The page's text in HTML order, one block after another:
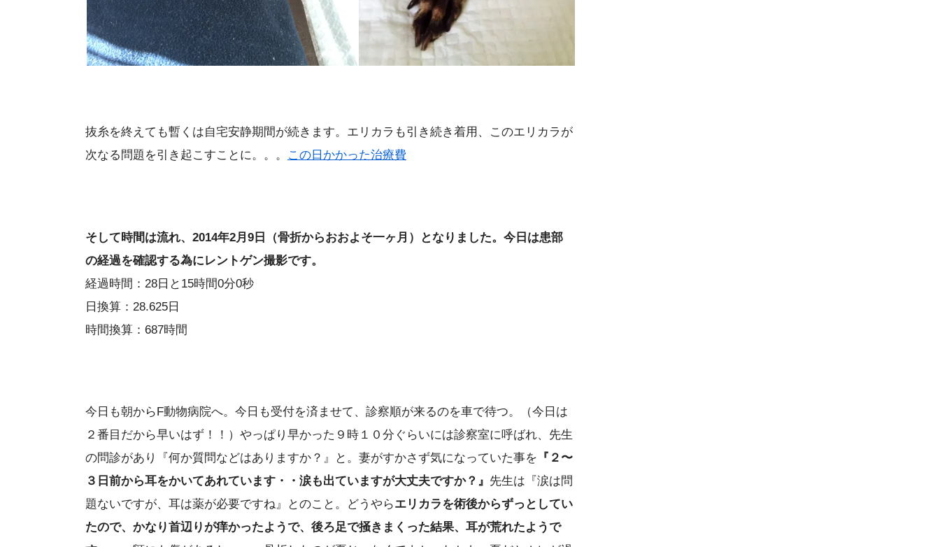
抜糸を終えても暫くは自宅安静期間が続きます。エリカラも引き続き着用、このエリカラが
次なる問題を引き起こすことに。。。
この日かかった治療費
そして時間は流れ、2014年2月9日（骨折からおおよそ一ヶ月）となりました。今日は患部
の経過を確認する為にレントゲン撮影です。
経過時間：28日と15時間0分0秒
日換算：28.625日
時間換算：687時間
今日も朝からF動物病院へ。今日も受付を済ませて、診察順が来るのを車で待つ。（今日は
２番目だから早いはず！！）やっぱり早かった９時１０分ぐらいには診察室に呼ばれ、先生
の問診があり『何か質問などはありますか？』と。妻がすかさず気になっていた事を 『２〜
３日前から耳をかいてあれています・・涙も出ていますが大丈夫ですか？』 先生は『涙は問
題ないですが、耳は薬が必要ですね』とのこと。どうやらエリカラを術後からずっとしてい
たので、かなり首辺りが痒かったようで、後ろ足で掻きまくった結果、耳が荒れたようで